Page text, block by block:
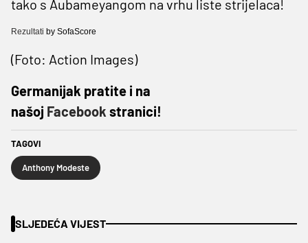
tako s Aubameyangom na vrhu liste strijelaca!
Rezultati by SofaScore
(Foto: Action Images)
Germanijak pratite i na
našoj Facebook stranici!
TAGOVI
Anthony Modeste
SLJEDEĆA VIJEST